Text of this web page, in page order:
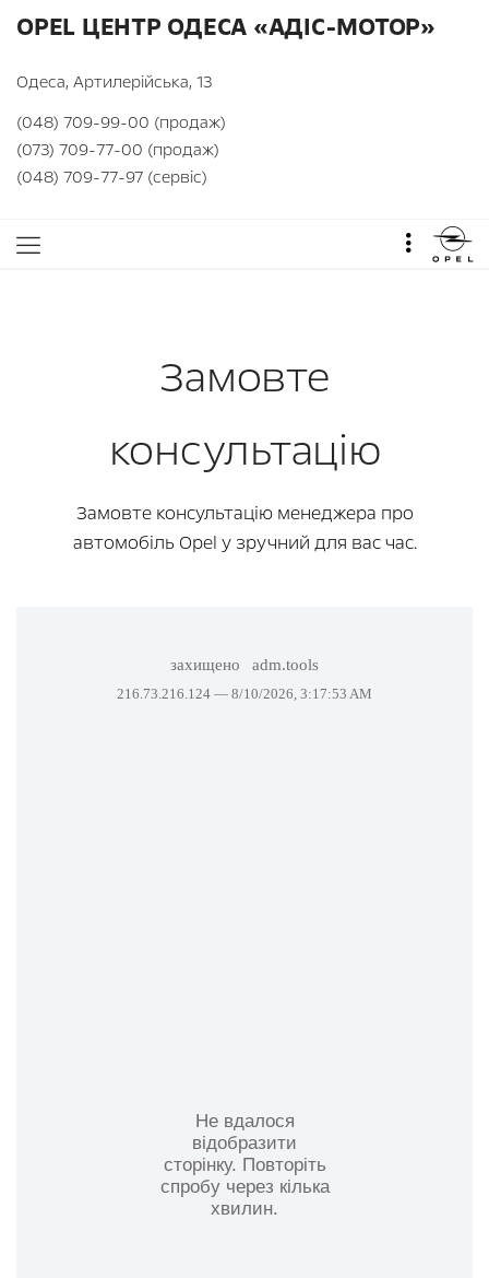
OPEL ЦЕНТР ОДЕСА «АДІС-МОТОР»
Одеса, Артилерійська, 13
(048) 709-99-00 (продаж)
(073) 709-77-00 (продаж)
(048) 709-77-97 (сервіс)
Замовте
консультацію
Замовте консультацію менеджера про
автомобіль Opel у зручний для вас час.